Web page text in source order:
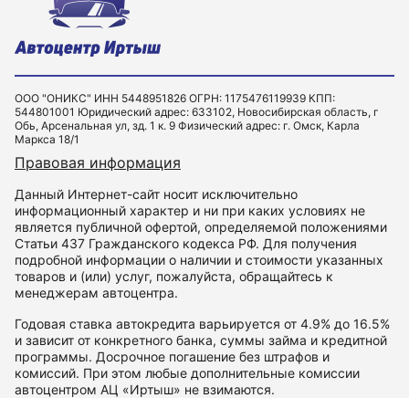
ООО "ОНИКС" ИНН 5448951826 ОГРН: 1175476119939 КПП:
544801001 Юридический адрес: 633102, Новосибирская область, г
Обь, Арсенальная ул, зд. 1 к. 9 Физический адрес: г. Омск, Карла
Маркса 18/1
Правовая информация
Данный Интернет-сайт носит исключительно
информационный характер и ни при каких условиях не
является публичной офертой, определяемой положениями
Статьи 437 Гражданского кодекса РФ. Для получения
подробной информации о наличии и стоимости указанных
товаров и (или) услуг, пожалуйста, обращайтесь к
менеджерам автоцентра.
Годовая ставка автокредита варьируется от 4.9% до 16.5%
и зависит от конкретного банка, суммы займа и кредитной
программы. Досрочное погашение без штрафов и
комиссий. При этом любые дополнительные комиссии
автоцентром АЦ «Иртыш» не взимаются.